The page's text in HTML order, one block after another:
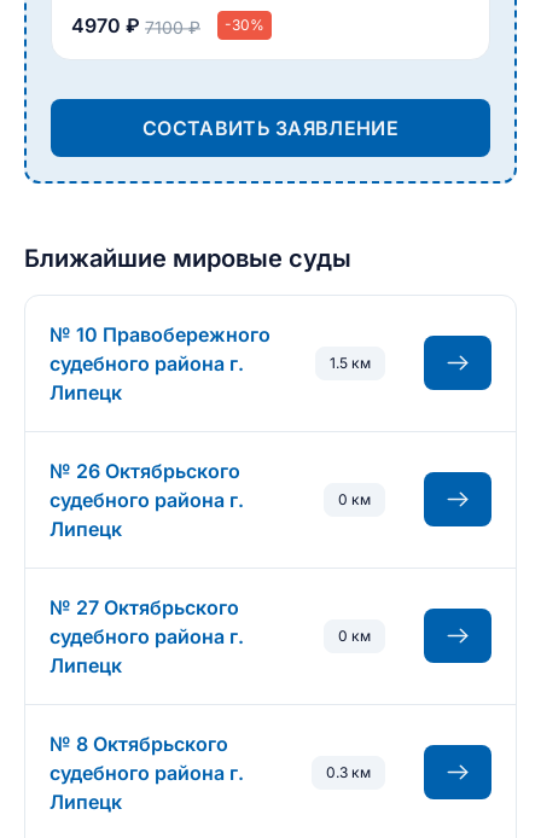
4970 ₽ 7100 ₽ -30%
СОСТАВИТЬ ЗАЯВЛЕНИЕ
Ближайшие мировые суды
№ 10 Правобережного
судебного района г.
Липецк
1.5 км
№ 26 Октябрьского
судебного района г.
Липецк
0 км
№ 27 Октябрьского
судебного района г.
Липецк
0 км
№ 8 Октябрьского
судебного района г.
Липецк
0.3 км